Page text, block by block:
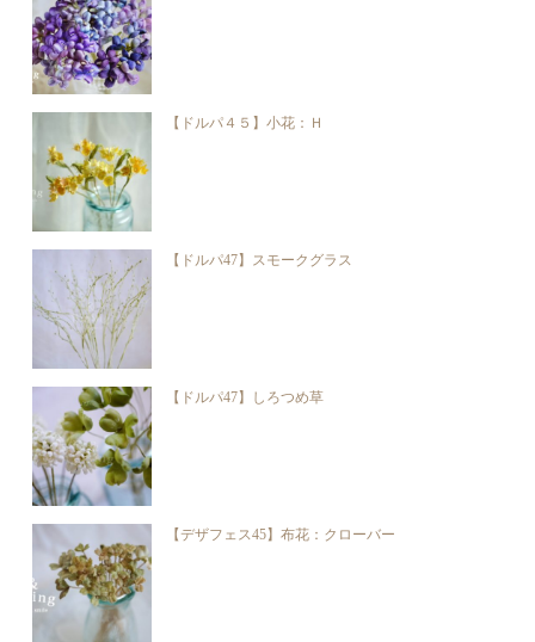
【ドルパ４５】小花：Ｈ
【ドルパ47】スモークグラス
【ドルパ47】しろつめ草
【デザフェス45】布花：クローバー